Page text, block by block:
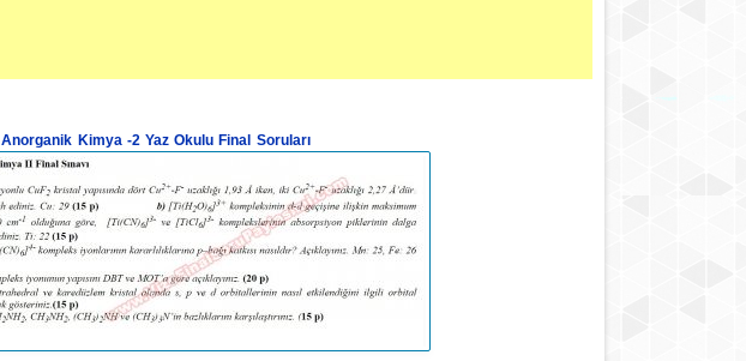
Anorganik Kimya -2 Yaz Okulu Final Soruları